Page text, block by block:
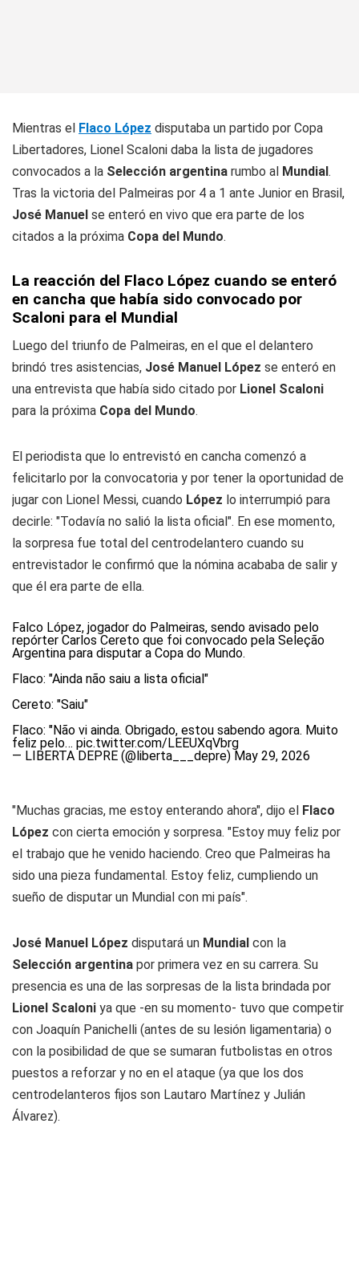
Mientras el Flaco López disputaba un partido por Copa
Libertadores, Lionel Scaloni daba la lista de jugadores
convocados a la Selección argentina rumbo al Mundial.
Tras la victoria del Palmeiras por 4 a 1 ante Junior en Brasil,
José Manuel se enteró en vivo que era parte de los
citados a la próxima Copa del Mundo.
La reacción del Flaco López cuando se enteró
en cancha que había sido convocado por
Scaloni para el Mundial
Luego del triunfo de Palmeiras, en el que el delantero
brindó tres asistencias, José Manuel López se enteró en
una entrevista que había sido citado por Lionel Scaloni
para la próxima Copa del Mundo.
El periodista que lo entrevistó en cancha comenzó a
felicitarlo por la convocatoria y por tener la oportunidad de
jugar con Lionel Messi, cuando López lo interrumpió para
decirle: "Todavía no salió la lista oficial". En ese momento,
la sorpresa fue total del centrodelantero cuando su
entrevistador le confirmó que la nómina acababa de salir y
que él era parte de ella.
Falco López, jogador do Palmeiras, sendo avisado pelo
repórter Carlos Cereto que foi convocado pela Seleção
Argentina para disputar a Copa do Mundo.
Flaco: "Ainda não saiu a lista oficial"
Cereto: "Saiu"
Flaco: "Não vi ainda. Obrigado, estou sabendo agora. Muito
feliz pelo… pic.twitter.com/LEEUXqVbrg
— LIBERTA DEPRE (@liberta___depre) May 29, 2026
"Muchas gracias, me estoy enterando ahora", dijo el Flaco
López con cierta emoción y sorpresa. "Estoy muy feliz por
el trabajo que he venido haciendo. Creo que Palmeiras ha
sido una pieza fundamental. Estoy feliz, cumpliendo un
sueño de disputar un Mundial con mi país".
José Manuel López disputará un Mundial con la
Selección argentina por primera vez en su carrera. Su
presencia es una de las sorpresas de la lista brindada por
Lionel Scaloni ya que -en su momento- tuvo que competir
con Joaquín Panichelli (antes de su lesión ligamentaria) o
con la posibilidad de que se sumaran futbolistas en otros
puestos a reforzar y no en el ataque (ya que los dos
centrodelanteros fijos son Lautaro Martínez y Julián
Álvarez).